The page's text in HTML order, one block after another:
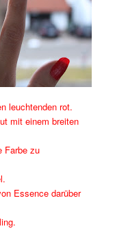
leuchtenden rot.
mit einem breiten
Farbe zu
Essence darüber